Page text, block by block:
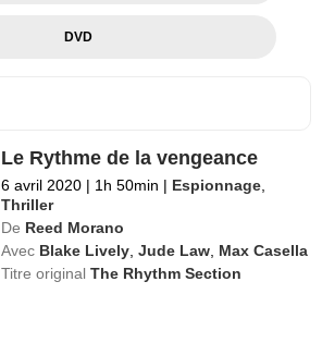
DVD
Le Rythme de la vengeance
6 avril 2020 | 1h 50min | Espionnage,
Thriller
De Reed Morano
Avec Blake Lively,Jude Law, Max Casella
Titre originalThe Rhythm Section